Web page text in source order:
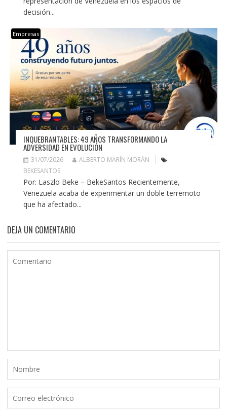
decisión...
Empresas
INQUEBRANTABLES: 49 AÑOS TRANSFORMANDO LA
ADVERSIDAD EN EVOLUCIÓN
31/07/2026
ALBERTO MARÍN MORÁN
BEKESANTOS
Por: Laszlo Beke – BekeSantos Recientemente,
Venezuela acaba de experimentar un doble terremoto
que ha afectado...
DEJA UN COMENTARIO